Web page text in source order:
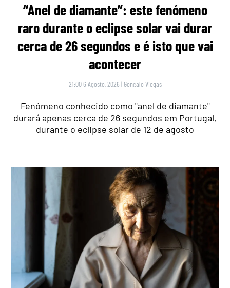
“Anel de diamante”: este fenómeno
raro durante o eclipse solar vai durar
cerca de 26 segundos e é isto que vai
acontecer
21:00 6 Agosto, 2026 | Gonçalo Viegas
Fenómeno conhecido como "anel de diamante"
durará apenas cerca de 26 segundos em Portugal,
durante o eclipse solar de 12 de agosto